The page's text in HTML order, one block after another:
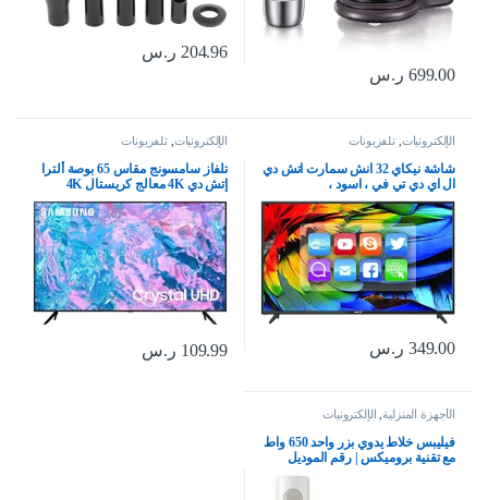
699.00 ر.س
204.96 ر.س
الإلكترونيات ,تلفزيونات
شاشة نيكاي 32 انش سمارت اتش دي
ال اي دي تي في ، اسود ،
NTV3200SLED3
349.00 ر.س
الإلكترونيات ,تلفزيونات
تلفاز سامسونج مقاس 65 بوصة ألترا
إتش دي 4K معالج كريستال 4K
بيوركلر – (موديل 2023)
UA65CU7000UXSA، أسود
109.99 ر.س
الأجهزة المنزلية, الإلكترونيات
فيليبس خلاط يدوي بزر واحد 650 واط
مع تقنية بروميكس | رقم الموديل